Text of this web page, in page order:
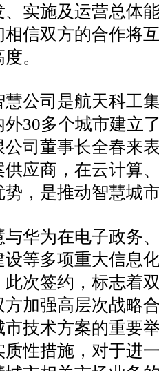
实施及运营总体
信双方的合作将
。
司是航天科工集
30多个城市建立
司董事长全春来
应商，在云计算
，是推动智慧城
为在电子政务、
等多项重大信息
次签约，标志着
加强高层次战略
技术方案的重要
性措施，对于进